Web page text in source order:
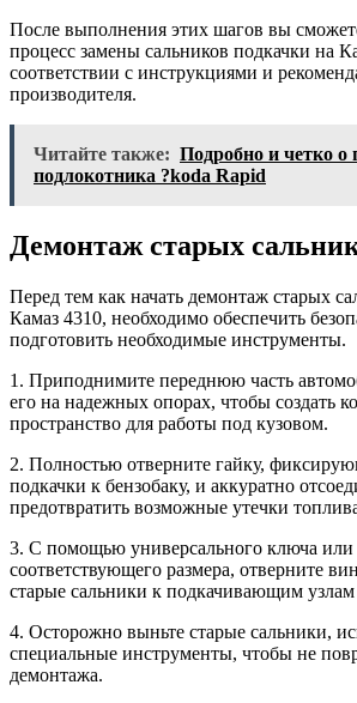
После выполнения этих шагов вы
процесс замены сальников подкачки на
соответствии с инструкциями и
производителя.
Читайте также: Подробно и четко о
подлокотника ?koda Rapid
Демонтаж старых
Перед тем как начать демонтаж старых
Камаз 4310, необходимо обеспечить
подготовить необходимые инструменты.
1. Приподнимите переднюю часть
его на надежных опорах, чтобы создать
пространство для работы под кузовом.
2. Полностью отверните гайку,
подкачки к бензобаку, и аккуратно
предотвратить возможные утечки
3. С помощью универсального ключа или
соответствующего размера, отверните
старые сальники к подкачивающим
4. Осторожно выньте старые сальники,
специальные инструменты, чтобы не
демонтажа.